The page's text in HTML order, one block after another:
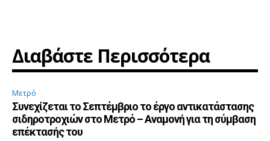
Διαβάστε Περισσότερα
Μετρό
Συνεχίζεται το Σεπτέμβριο το έργο αντικατάστασης
σιδηροτροχιών στο Μετρό – Αναμονή για τη σύμβαση
επέκτασής του